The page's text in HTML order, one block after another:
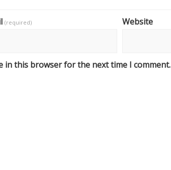
(required) Website
in this browser for the next time I comment.